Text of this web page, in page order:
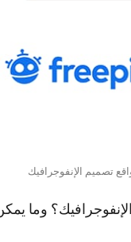
تصميم الإنفوجرافيك
وما